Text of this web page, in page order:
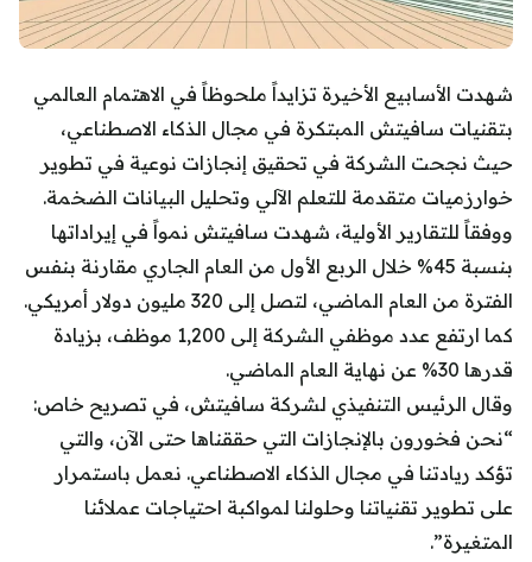
شهدت الأسابيع الأخيرة تزايداً ملحوظاً في الاهتمام العالمي
بتقنيات سافيتش المبتكرة في مجال الذكاء الاصطناعي،
حيث نجحت الشركة في تحقيق إنجازات نوعية في تطوير
خوارزميات متقدمة للتعلم الآلي وتحليل البيانات الضخمة.
ووفقاً للتقارير الأولية، شهدت سافيتش نمواً في إيراداتها
بنسبة 45% خلال الربع الأول من العام الجاري مقارنة بنفس
الفترة من العام الماضي، لتصل إلى 320 مليون دولار أمريكي.
كما ارتفع عدد موظفي الشركة إلى 1,200 موظف، بزيادة
قدرها 30% عن نهاية العام الماضي.
وقال الرئيس التنفيذي لشركة سافيتش، في تصريح خاص:
“نحن فخورون بالإنجازات التي حققناها حتى الآن، والتي
تؤكد ريادتنا في مجال الذكاء الاصطناعي. نعمل باستمرار
على تطوير تقنياتنا وحلولنا لمواكبة احتياجات عملائنا
المتغيرة”.